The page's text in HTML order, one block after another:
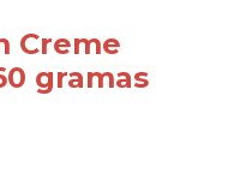
Creme
gramas